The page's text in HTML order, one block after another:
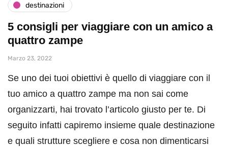
destinazioni
5 consigli per viaggiare con un amico a
quattro zampe
Marzo 23, 2022
Se uno dei tuoi obiettivi è quello di viaggiare con il
tuo amico a quattro zampe ma non sai come
organizzarti, hai trovato l’articolo giusto per te. Di
seguito infatti capiremo insieme quale destinazione
e quali strutture scegliere e cosa non dimenticarsi